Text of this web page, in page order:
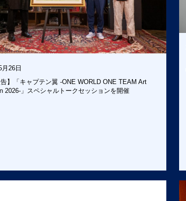
26日
告】「キャプテン翼 -ONE WORLD ONE TEAM Art
2026-」スペシャルトークセッションを開催